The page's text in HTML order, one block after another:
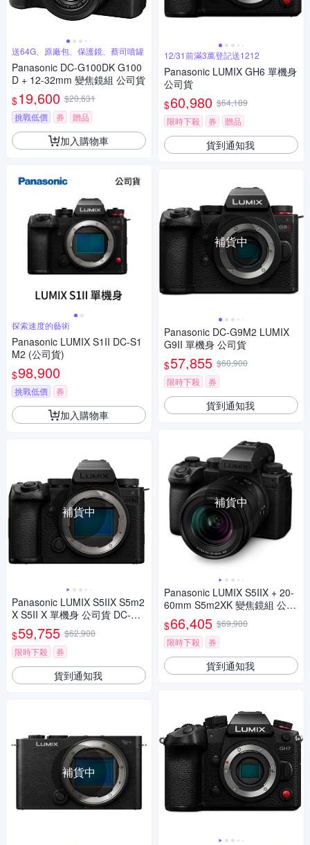
送64G、原廠包、保護鏡、蔡司噴罐
Panasonic DC-G100DK G100
D + 12-32mm 變焦鏡組 公司貨
$19,600 $20,631
挑戰低價
券 贈品
加入購物車
探索速度的藝術
Panasonic LUMIX S1II DC-S1
M2 (公司貨)
$98,900
挑戰低價 券
加入購物車
補貨中
Panasonic LUMIX S5IIX S5m2
X S5II X 單機身 公司貨 DC-S5
M2X
$59,755 $62,900
限時下殺
券
貨到通知我
補貨中
12/31前滿3萬登記送1212
Panasonic LUMIX GH6 單機身
公司貨
$60,980 $64,189
限時下殺
券 贈品
貨到通知我
補貨中
Panasonic DC-G9M2 LUMIX
G9II 單機身 公司貨
$57,855 $60,900
限時下殺
券
貨到通知我
補貨中
Panasonic LUMIX S5IIX + 20-
60mm S5m2XK 變焦鏡組 公司
貨 DC-S5M2XK
$66,405 $69,900
限時下殺
券
貨到通知我